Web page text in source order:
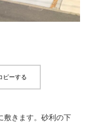
ピーする
敷きます。砂利の下